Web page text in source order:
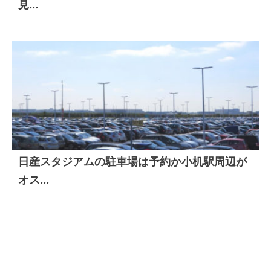
見...
日産スタジアムの駐車場は予約か小机駅周辺が
オス...